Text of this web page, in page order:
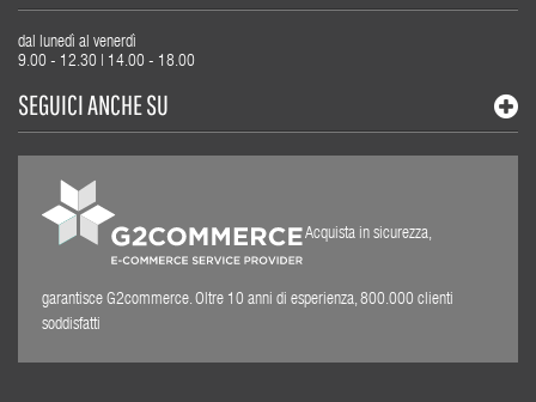
dal lunedì al venerdì
9.00 - 12.30 | 14.00 - 18.00
SEGUICI ANCHE SU
Acquista in sicurezza,
garantisce G2commerce. Oltre 10 anni di esperienza, 800.000 clienti
soddisfatti